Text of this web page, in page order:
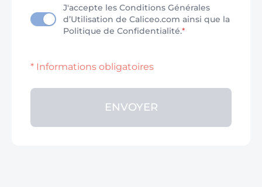
J'accepte les Conditions Générales
d’Utilisation de Caliceo.com ainsi que la
Politique de Confidentialité.*
* Informations obligatoires
ENVOYER